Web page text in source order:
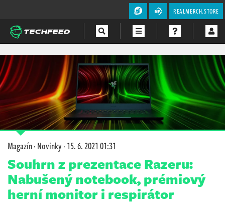
REALMERCH.STORE
Magazín
Videa
Soutěže
Magazín·Novinky·15. 6. 2021 01:31
Souhrn z prezentace Razeru:
Nabušený notebook, prémiový
herní monitor i respirátor